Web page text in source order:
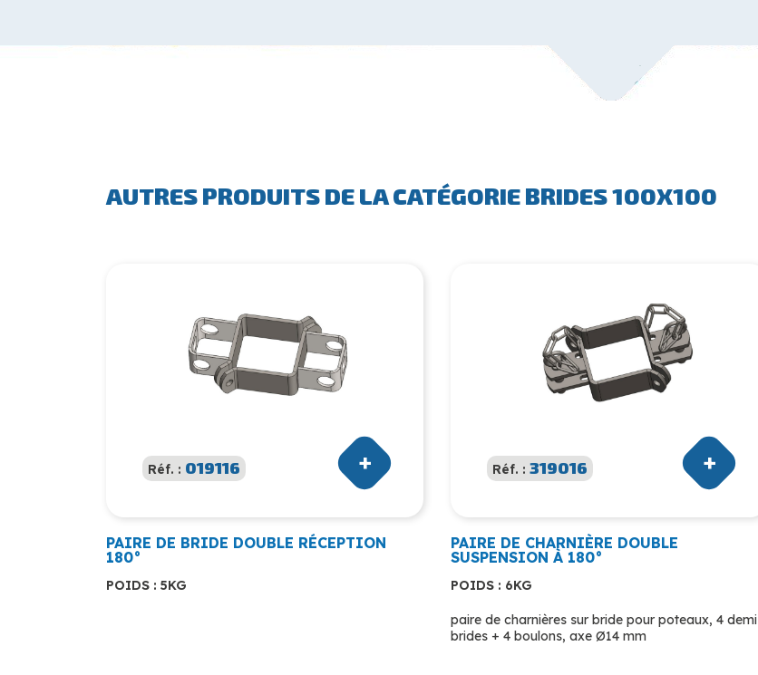
AUTRES PRODUITS DE LA CATÉGORIE BRIDES 100X100
Réf. : 019116
PAIRE DE BRIDE DOUBLE RÉCEPTION
180°
POIDS : 5KG
Réf. : 319016
PAIRE DE CHARNIÈRE DOUBLE
SUSPENSION À 180°
POIDS : 6KG
paire de charnières sur bride pour poteaux, 4 demi
brides + 4 boulons, axe Ø14 mm